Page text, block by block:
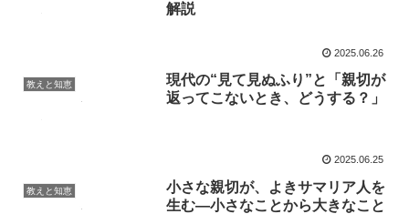
解説
2025.06.26
教えと知恵
現代の“見て見ぬふり”と「親切が
返ってこないとき、どうする？」
2025.06.25
教えと知恵
小さな親切が、よきサマリア人を
生む―小さなことから大きなこと